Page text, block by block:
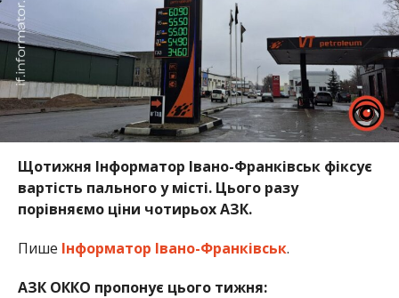
Щотижня Інформатор Івано-Франківськ фіксує
вартість пального у місті. Цього разу
порівняємо ціни чотирьох АЗК.
Пише Інформатор Івано-Франківськ.
АЗК ОККО пропонує цього тижня: